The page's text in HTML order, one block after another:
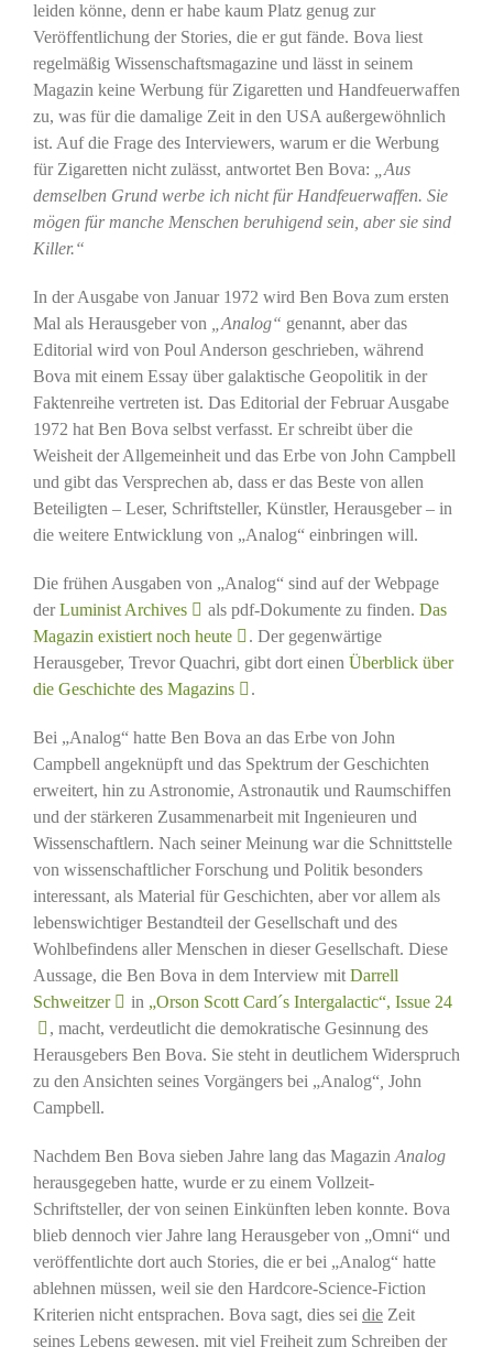
leiden könne, denn er habe kaum Platz genug zur
Veröffentlichung der Stories, die er gut fände. Bova liest
regelmäßig Wissenschaftsmagazine und lässt in seinem
Magazin keine Werbung für Zigaretten und Handfeuerwaffen
zu, was für die damalige Zeit in den USA außergewöhnlich
ist. Auf die Frage des Interviewers, warum er die Werbung
für Zigaretten nicht zulässt, antwortet Ben Bova:
„Aus
demselben Grund werbe ich nicht für Handfeuerwaffen. Sie
mögen für manche Menschen beruhigend sein, aber sie sind
Killer.“
In der Ausgabe von Januar 1972 wird Ben Bova zum ersten
Mal als Herausgeber von
„Analog“ genannt, aber das
Editorial wird von Poul Anderson geschrieben, während
Bova mit einem Essay über galaktische Geopolitik in der
Faktenreihe vertreten ist. Das Editorial der Februar Ausgabe
1972 hat Ben Bova selbst verfasst. Er schreibt über die
Weisheit der Allgemeinheit und das Erbe von John Campbell
und gibt das Versprechen ab, dass er das Beste von allen
Beteiligten – Leser, Schriftsteller, Künstler, Herausgeber – in
die weitere Entwicklung von „Analog“ einbringen will.
Die frühen Ausgaben von „Analog“ sind auf der Webpage
derLuminist Archives als pdf-Dokumente zu finden. Das
Magazin existiert noch heute
. Der gegenwärtige
Herausgeber, Trevor Quachri, gibt dort einen Überblick über
die Geschichte des Magazins
.
Bei „Analog“ hatte Ben Bova an das Erbe von John
Campbell angeknüpft und das Spektrum der Geschichten
erweitert, hin zu Astronomie, Astronautik und Raumschiffen
und der stärkeren Zusammenarbeit mit Ingenieuren und
Wissenschaftlern. Nach seiner Meinung war die Schnittstelle
von wissenschaftlicher Forschung und Politik besonders
interessant, als Material für Geschichten, aber vor allem als
lebenswichtiger Bestandteil der Gesellschaft und des
Wohlbefindens aller Menschen in dieser Gesellschaft. Diese
Aussage, die Ben Bova in dem Interview mit Darrell
Schweitzer
in „Orson Scott Card´s Intergalactic“, Issue 24
, macht, verdeutlicht die demokratische Gesinnung des
Herausgebers Ben Bova. Sie steht in deutlichem Widerspruch
zu den Ansichten seines Vorgängers bei „Analog“, John
Campbell.
Nachdem Ben Bova sieben Jahre lang das Magazin Analog
herausgegeben hatte, wurde er zu einem Vollzeit-
Schriftsteller, der von seinen Einkünften leben konnte. Bova
blieb dennoch vier Jahre lang Herausgeber von „Omni“ und
veröffentlichte dort auch Stories, die er bei „Analog“ hatte
ablehnen müssen, weil sie den Hardcore-Science-Fiction
Kriterien nicht entsprachen. Bova sagt, dies sei dieZeit
seines Lebens gewesen, mit viel Freiheit zum Schreiben der